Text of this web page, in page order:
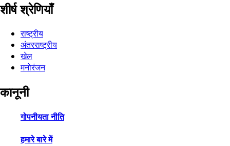
शीर्ष श्रेणियाँ
राष्ट्रीय
अंतरराष्ट्रीय
खेल
मनोरंजन
कानूनी
गोपनीयता नीति
हमारे बारे में